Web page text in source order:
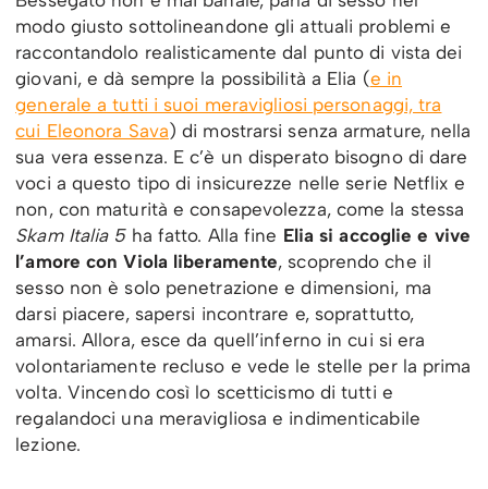
modo giusto sottolineandone gli attuali problemi e
raccontandolo realisticamente dal punto di vista dei
giovani, e dà sempre la possibilità a Elia (e in
generale a tutti i suoi meravigliosi personaggi, tra
cui Eleonora Sava) di mostrarsi senza armature, nella
sua vera essenza. E c’è un disperato bisogno di dare
voci a questo tipo di insicurezze nelle serie Netflix e
non, con maturità e consapevolezza, come la stessa
Skam Italia 5ha fatto. Alla fine Elia si accoglie e vive
l’amore con Viola liberamente, scoprendo che il
sesso non è solo penetrazione e dimensioni, ma
darsi piacere, sapersi incontrare e, soprattutto,
amarsi. Allora, esce da quell’inferno in cui si era
volontariamente recluso e vede le stelle per la prima
volta. Vincendo così lo scetticismo di tutti e
regalandoci una meravigliosa e indimenticabile
lezione.